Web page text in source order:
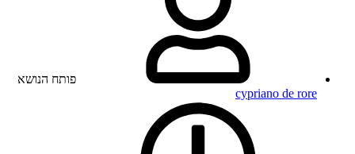
פותח הנושא
cypriano de rore